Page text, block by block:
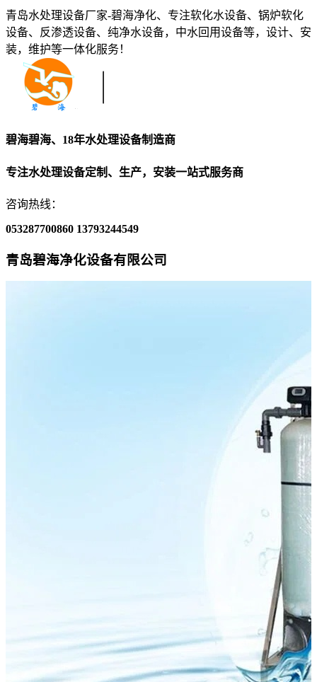
青岛水处理设备厂家-碧海净化、专注软化水设备、锅炉软化
设备、反渗透设备、纯净水设备，中水回用设备等，设计、安
装，维护等一体化服务！
碧海碧海、18年水处理设备制造商
专注水处理设备定制、生产，安装一站式服务商
咨询热线：
053287700860 13793244549
青岛碧海净化设备有限公司